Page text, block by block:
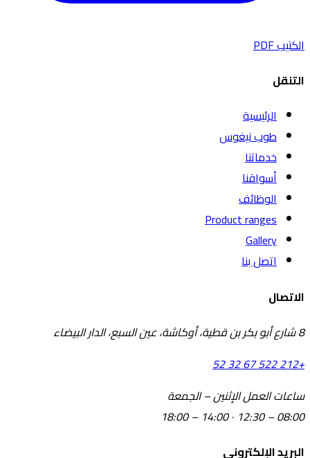
الكتيب PDF
التنقل
الرئيسية
طوب نيغوس
خدماتنا
أسواقنا
الوظائف
Product ranges
Gallery
اتصل بنا
الاتصال
8 شارع أبو بكر بن قطية، أوكاشة، عين السبع، الدار البيضاء
+212 522 67 32 52
ساعات العملالإثنين – الجمعة
08:00 – 12:30 · 14:00 – 18:00
البريد الإلكتروني